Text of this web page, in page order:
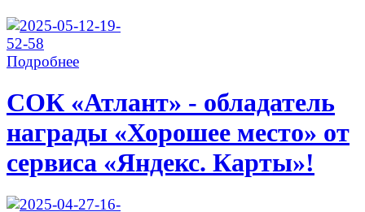
Подробнее
СОК «Атлант» - обладатель
награды «Хорошее место» от
сервиса «Яндекс. Карты»!